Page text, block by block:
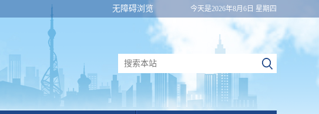
今天是2026年8月6日 星期四
无障碍浏览